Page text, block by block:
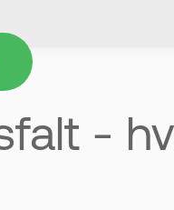
året
både kulde og
til små skader
sprekker og
-